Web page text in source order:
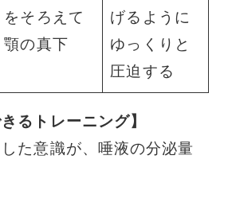
をそろえて
顎の真下
げるように
ゆっくりと
圧迫する
るトレーニング】
た意識が、唾液の分泌量